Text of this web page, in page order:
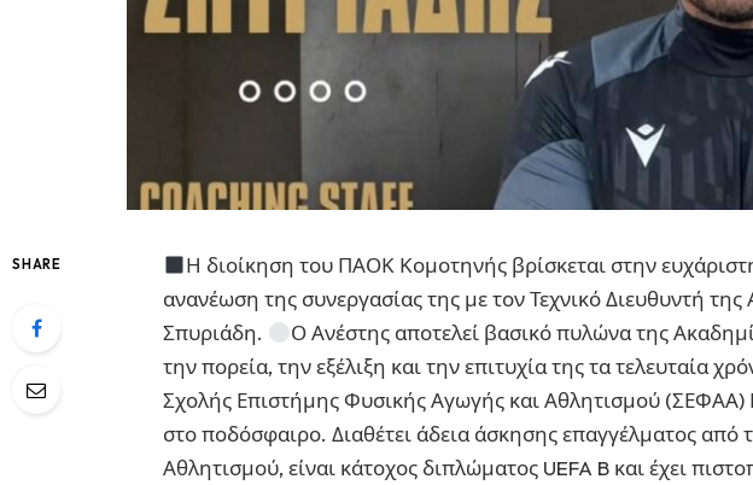
SHARE
Η διοίκηση του ΠΑΟΚ Κομοτηνής βρίσκεται στην
ανανέωση της συνεργασίας της με τον Τεχνικό Διευθυντή
Σπυριάδη.
Ο Ανέστης αποτελεί βασικό πυλώνα της
την πορεία, την εξέλιξη και την επιτυχία της τα τελευταία
Σχολής Επιστήμης Φυσικής Αγωγής και Αθλητισμού (ΣΕΦΑΑ)
στο ποδόσφαιρο. Διαθέτει άδεια άσκησης επαγγέλματος από
Αθλητισμού, είναι κάτοχος διπλώματος UEFA B και έχει